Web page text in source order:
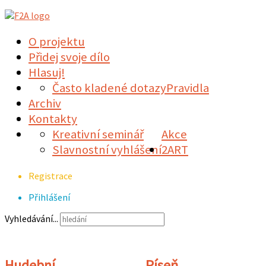
O projektu
Přidej svoje dílo
Hlasuj!
Pravidla
Často kladené dotazy
Archiv
Kontakty
Akce
Kreativní seminář
Slavnostní vyhlášení2ART
Registrace
Přihlášení
Vyhledávání...